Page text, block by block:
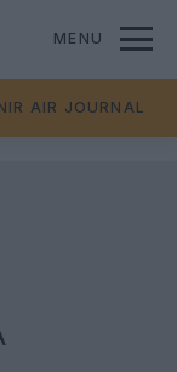
MENU
AIR JOURNAL